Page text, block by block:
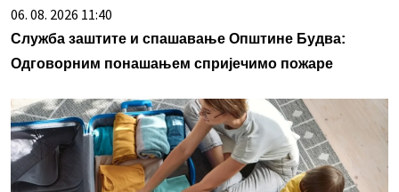
06. 08. 2026 11:40
Служба заштите и спашавање Општине Будва:
Одговорним понашањем спријечимо пожаре